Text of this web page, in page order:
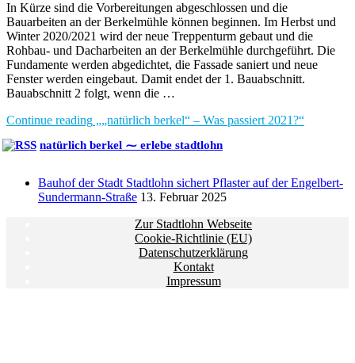
In Kürze sind die Vorbereitungen abgeschlossen und die
Bauarbeiten an der Berkelmühle können beginnen. Im Herbst und
Winter 2020/2021 wird der neue Treppenturm gebaut und die
Rohbau- und Dacharbeiten an der Berkelmühle durchgeführt. Die
Fundamente werden abgedichtet, die Fassade saniert und neue
Fenster werden eingebaut. Damit endet der 1. Bauabschnitt.
Bauabschnitt 2 folgt, wenn die …
Continue reading „„natürlich berkel“ – Was passiert 2021?“
natürlich berkel ⁓ erlebe stadtlohn
Bauhof der Stadt Stadtlohn sichert Pflaster auf der Engelbert-
Sundermann-Straße 13. Februar 2025
Zur Stadtlohn Webseite
Cookie-Richtlinie (EU)
Datenschutzerklärung
Kontakt
Impressum